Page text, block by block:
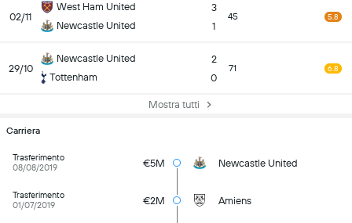
02/11
West Ham United
Newcastle United
3
1
45 5.8
29/10
Newcastle United
Tottenham
2
0
71 6.8
Mostra tutti
Carriera
Trasferimento
08/08/2019
€5M Newcastle United
Trasferimento
01/07/2019
€2M Amiens